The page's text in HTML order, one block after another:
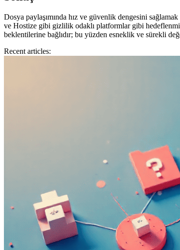
Dosya paylaşımında hız ve güvenlik dengesini
ve Hostize gibi gizlilik odaklı platformlar gibi
beklentilerine bağlıdır; bu yüzden esneklik ve sürekli
Recent articles: